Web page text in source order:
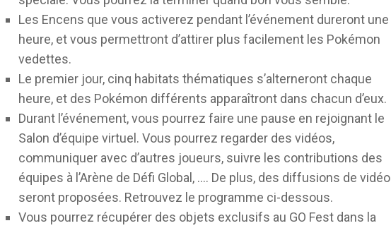
Les Encens que vous activerez pendant l’événement dureront une
heure, et vous permettront d’attirer plus facilement les Pokémon
vedettes.
Le premier jour, cinq habitats thématiques s’alterneront chaque
heure, et des Pokémon différents apparaîtront dans chacun d’eux.
Durant l’événement, vous pourrez faire une pause en rejoignant le
Salon d’équipe virtuel. Vous pourrez regarder des vidéos,
communiquer avec d’autres joueurs, suivre les contributions des
équipes à l’Arène de Défi Global, …. De plus, des diffusions de vidéo
seront proposées. Retrouvez le programme ci-dessous.
Vous pourrez récupérer des objets exclusifs au GO Fest dans la